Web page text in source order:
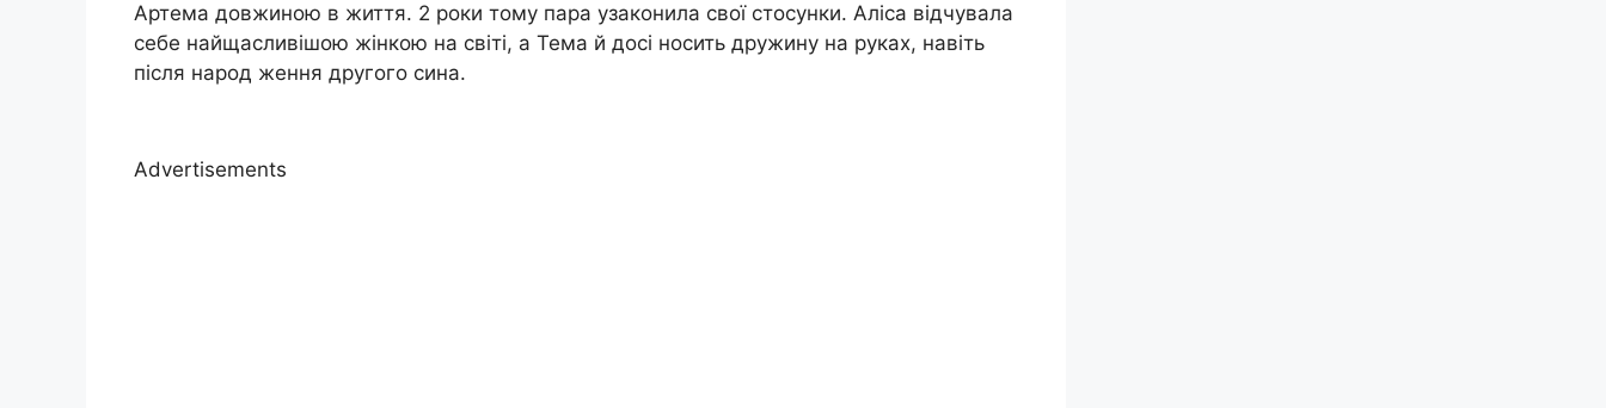
Артема довжиною в життя. 2 роки тому пара узаконила свої стосунки. Аліса відчувала
себе найщасливішою жінкою на світі, а Тема й досі носить дружину на руках, навіть
після народ ження другого сина.
Advertisements